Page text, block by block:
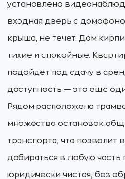
установлено
входная дверь с
крыша, не течет. Дом
тихие и спокойные.
подойдет под сдачу в
доступность — это еще
Рядом расположена
множество остановок
транспорта, что позволит
добираться в любую часть
юридически чистая, без